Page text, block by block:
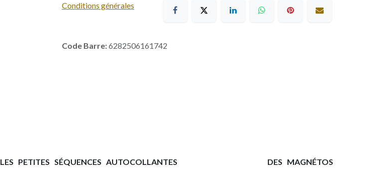
Conditions générales
Code Barre:6282506161742
​​​LES PETITES SÉQUENCES AUTOCOLLANTES
​DES MAGNÉTOS